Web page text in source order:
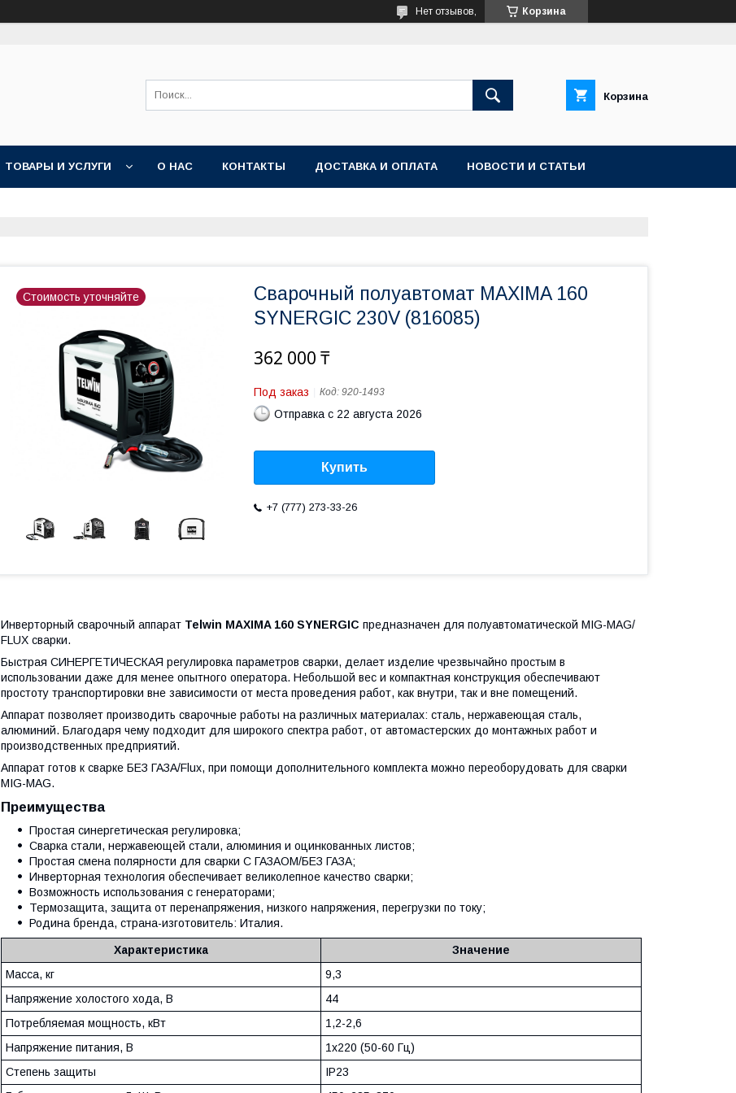
Корзина
Нет отзывов,
Корзина
ТОВАРЫ И УСЛУГИ О НАС КОНТАКТЫ ДОСТАВКА И ОПЛАТА НОВОСТИ И СТАТЬИ
Стоимость уточняйте
Сварочный полуавтомат MAXIMA 160
SYNERGIC 230V (816085)
362 000 ₸
Под заказ Код: 920-1493
Отправка с 22 августа 2026
Купить
+7 (777) 273-33-26
Инверторный сварочный аппарат Telwin MAXIMA 160 SYNERGIC предназначен для полуавтоматической MIG-MAG/
FLUX сварки.
Быстрая СИНЕРГЕТИЧЕСКАЯ регулировка параметров сварки, делает изделие чрезвычайно простым в
использовании даже для менее опытного оператора. Небольшой вес и компактная конструкция обеспечивают
простоту транспортировки вне зависимости от места проведения работ, как внутри, так и вне помещений.
Аппарат позволяет производить сварочные работы на различных материалах: сталь, нержавеющая сталь,
алюминий. Благодаря чему подходит для широкого спектра работ, от автомастерских до монтажных работ и
производственных предприятий.
Аппарат готов к сварке БЕЗ ГАЗА/Flux, при помощи дополнительного комплекта можно переоборудовать для сварки
MIG-MAG.
Преимущества
Простая синергетическая регулировка;
Сварка стали, нержавеющей стали, алюминия и оцинкованных листов;
Простая смена полярности для сварки С ГАЗАОМ/БЕЗ ГАЗА;
Инверторная технология обеспечивает великолепное качество сварки;
Возможность использования с генераторами;
Термозащита, защита от перенапряжения, низкого напряжения, перегрузки по току;
Родина бренда, страна-изготовитель: Италия.
Характеристика
Значение
Масса, кг
9,3
Напряжение холостого хода, В
44
Потребляемая мощность, кВт
1,2-2,6
Напряжение питания, В
1х220 (50-60 Гц)
Степень защиты
IP23